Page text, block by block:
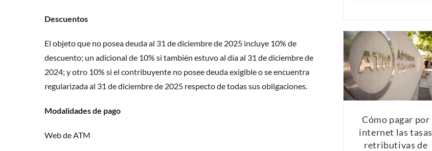
Descuentos
El objeto que no posea deuda al 31 de diciembre de 2025 incluye 10% de
descuento; un adicional de 10% si también estuvo al día al 31 de diciembre de
2024; y otro 10% si el contribuyente no posee deuda exigible o se encuentra
regularizada al 31 de diciembre de 2025 respecto de todas sus obligaciones.
Modalidades de pago
Web de ATM
Cómo pagar por
internet las tasas
retributivas de